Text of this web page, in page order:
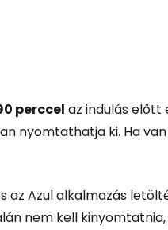
perccel az indulás
nyomtathatja ki. Ha
az Azul alkalmazás
nem kell
közösség világszerte